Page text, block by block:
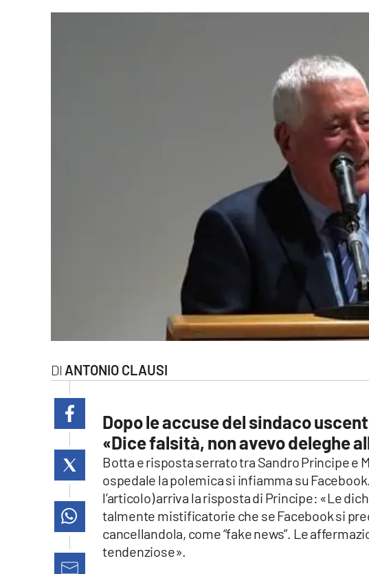
cosenzachannel.it
lacapitalenews.it
ANTONIO CLAUSI
Dopo le accuse del sindaco
«Dice falsità, non avevo deleghe
Botta e risposta serrato tra Sandro Principe e
ospedale la polemica si infiamma su
l’articolo) arriva la risposta di Principe: «Le
talmente mistificatorie che se Facebook si
cancellandola, come “fake news”. Le
tendenziose».